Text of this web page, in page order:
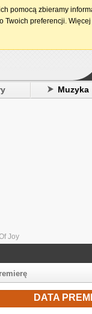
Muzyka
Joy
DATA
pomocą zbieramy
Twoich preferencji.